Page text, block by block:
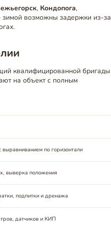
, Кондопога,
возможны задержки из-за
квалифицированной бригады
на объект с полным
по горизонтали
выверка положения
подпитки и дренажа
датчиков и КИП